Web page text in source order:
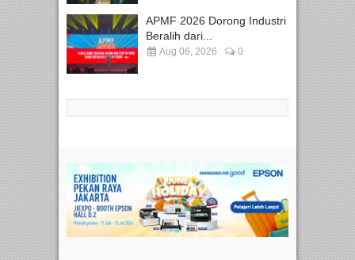
APMF 2026 Dorong Industri
Beralih dari...
Aug 06, 2026 0